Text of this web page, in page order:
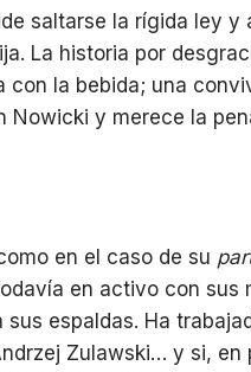
saltarse la rígida ley
La historia por
con la bebida; una
Nowicki y merece la
en el caso de su
en activo con
sus espaldas. Ha
Zulawski… y si,